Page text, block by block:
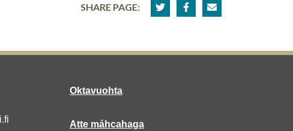
SHARE PAGE:
Oktavuohta
Atte máhcahaga